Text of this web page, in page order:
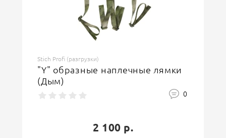
Stich Profi (разгрузки)
"Y" образные наплечные лямки
(Дым)
0
2 100 р.